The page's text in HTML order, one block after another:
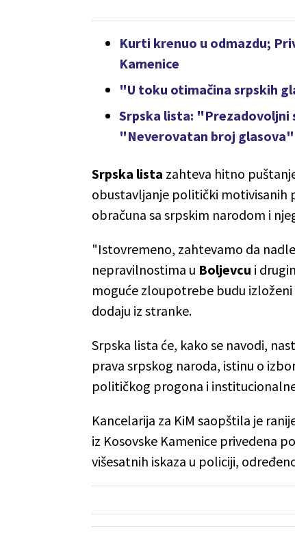
Kurti krenuo u odmazdu;
Kamenice
"U toku otimačina srpskih
Srpska lista:
"Neverovatan broj glasova"
Srpska lista zahteva hitno
obustavljanje politički motivisanih
obračuna sa srpskim narodom i
"Istovremeno, zahtevamo da
nepravilnostima u Boljevcu i
moguće zloupotrebe budu
dodaju iz stranke.
Srpska lista će, kako se navodi,
prava srpskog naroda, istinu o
političkog progona i
Kancelarija za KiM saopštila je
iz Kosovske Kamenice privedena
višesatnih iskaza u policiji,